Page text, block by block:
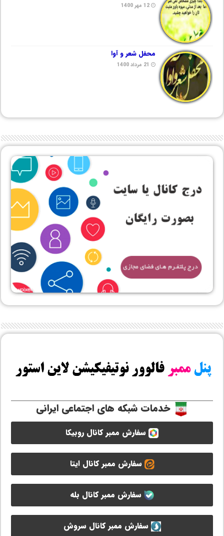
12 مهر 1400
محفل شعر و آوا
21 مرداد 1400
خدمات شبکه های اجتماعی ایرانی
سفارش ممبر کانال روبیکا
سفارش ممبر کانال ایتا
سفارش ممبر کانال بله
سفارش ممبر کانال سروش